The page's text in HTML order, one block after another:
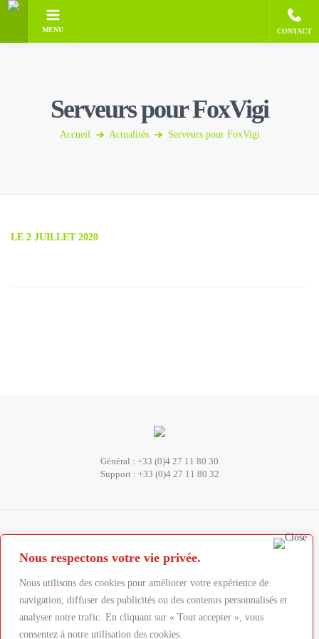
Nous respectons votre vie privée.
Nous utilisons des cookies pour améliorer votre expérience de
navigation, diffuser des publicités ou des contenus personnalisés et
analyser notre trafic. En cliquant sur « Tout accepter », vous
consentez à notre utilisation des cookies.
MENU CONTACT
Serveurs pour FoxVigi
Accueil Actualités Serveurs pour FoxVigi
LE 2 JUILLET 2020
Général : +33 (0)4 27 11 80 30
Support : +33 (0)4 27 11 80 32
Abonnez-vous à la newsletter
Suivez-nous :